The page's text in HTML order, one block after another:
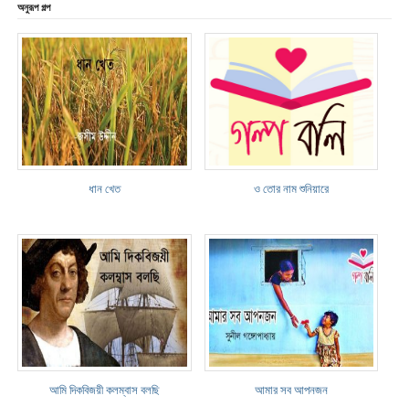
অনুরূপ গল্প
ধান খেত ও তোর নাম শুনিয়ারে
আমি দিকবিজয়ী কলম্বাস বলছি আমার সব আপনজন